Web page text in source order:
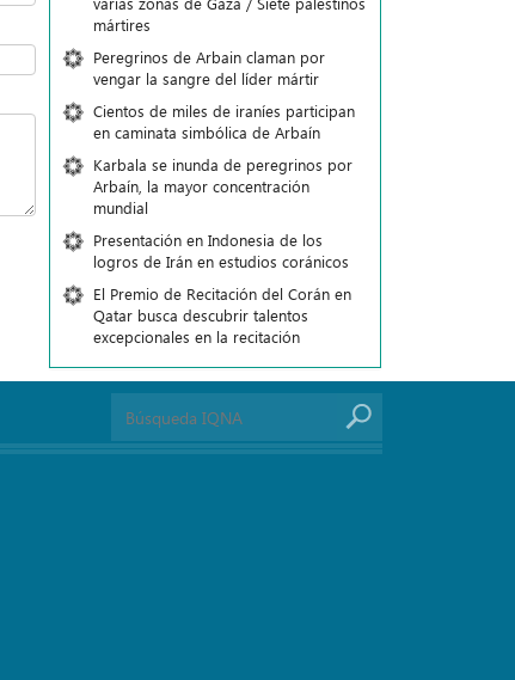
mártires
Peregrinos de Arbain claman por
vengar la sangre del líder mártir
Cientos de miles de iraníes participan
en caminata simbólica de Arbaín
Karbala se inunda de peregrinos por
Arbaín, la mayor concentración
mundial
Presentación en Indonesia de los
logros de Irán en estudios coránicos
El Premio de Recitación del Corán en
Qatar busca descubrir talentos
excepcionales en la recitación